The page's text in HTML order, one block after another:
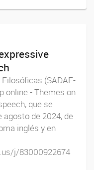
(SADAF-
online - Themes on
que se
agosto de 2024, de
inglés y en
j/83000922674